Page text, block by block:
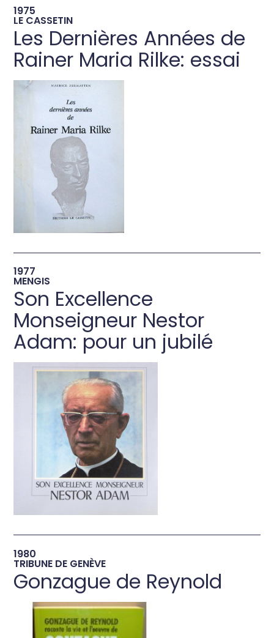
1975
LE CASSETIN
Les Dernières Années de
Rainer Maria Rilke: essai
→
1977
MENGIS
Son Excellence
Monseigneur Nestor
Adam: pour un jubilé
→
1980
TRIBUNE DE GENÈVE
Gonzague de Reynold